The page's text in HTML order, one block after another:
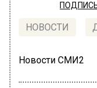
НОВОСТИ
Новости СМИ2